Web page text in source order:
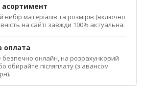
вибір матеріалів та розмірів (включно
на сайті завжди 100% актуальна.
оплата
безпечно онлайн, на розрахунковий
обирайте післяплату (з авансом